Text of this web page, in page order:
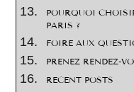
POURQUOI
PARIS ?
FOIRE AUX
PRENEZ RENDEZ-
RECENT POSTS